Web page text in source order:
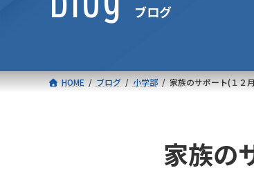
ブログ
HOME ブログ 小学部 家族のサポート(１２
家族の